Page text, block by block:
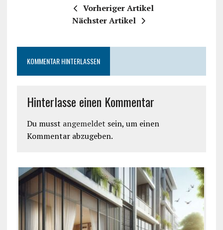
Vorheriger Artikel
Nächster Artikel
KOMMENTAR HINTERLASSEN
Hinterlasse einen Kommentar
Du musst angemeldet sein, um einen
Kommentar abzugeben.